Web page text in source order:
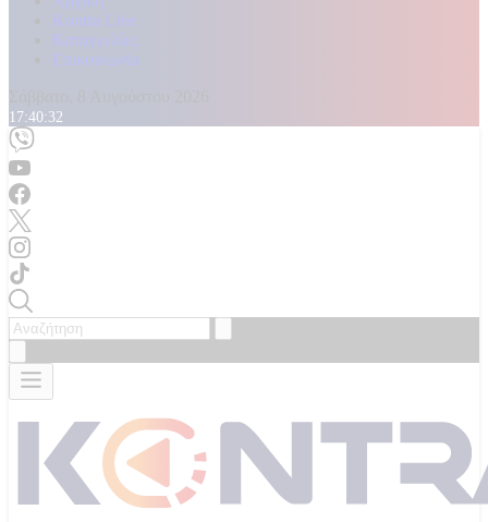
Kontra Live
Καταγγελίες
Επικοινωνία
17:40:33